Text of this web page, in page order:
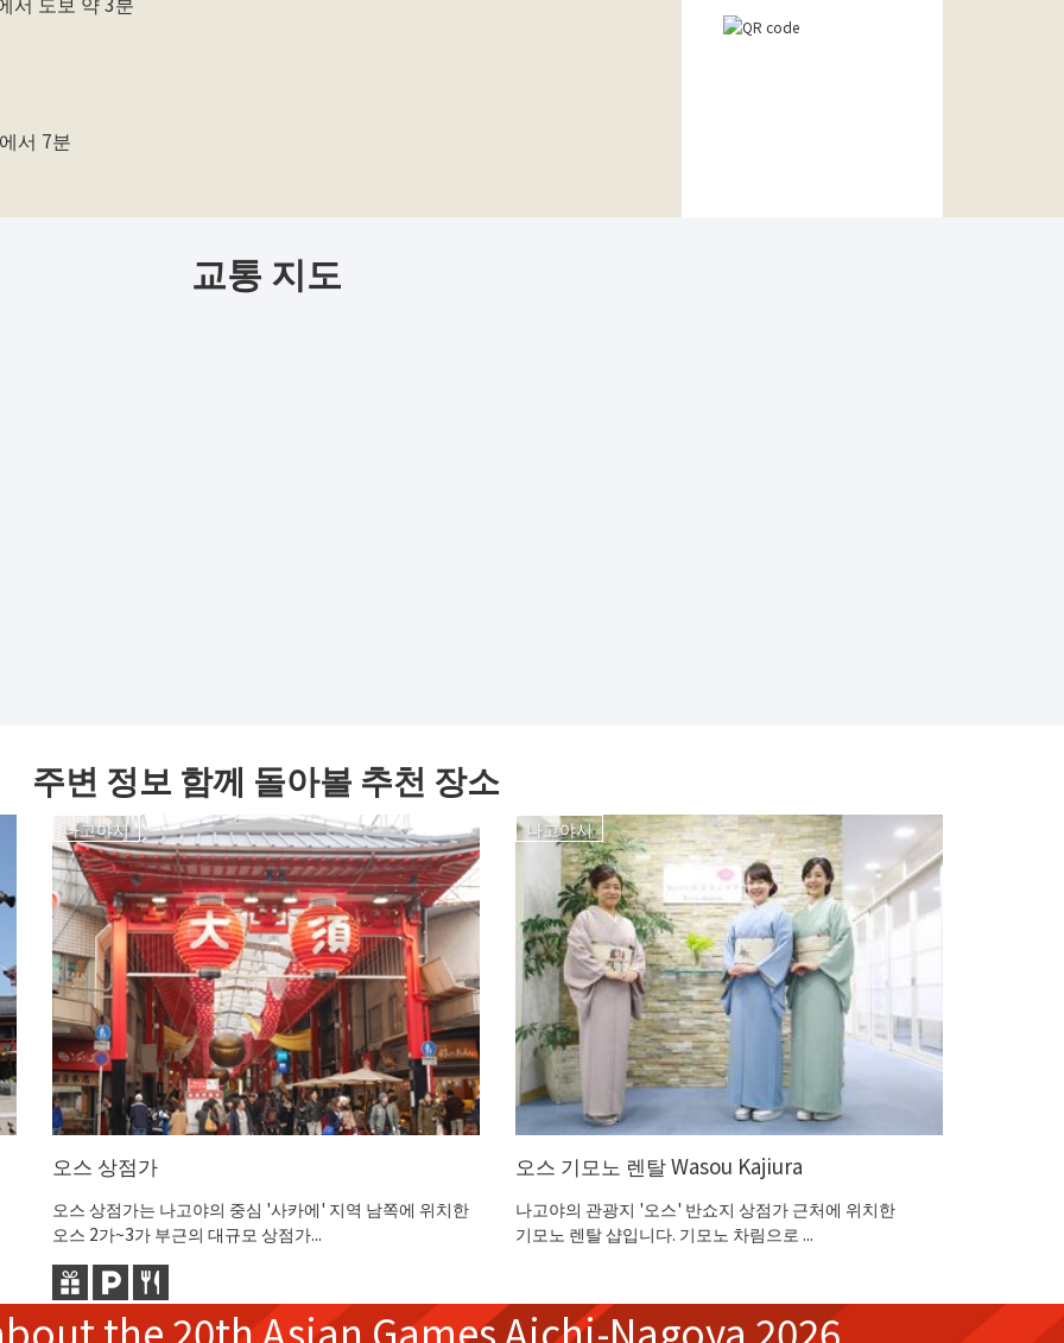
서 7분
교통 지도
주변 정보 함께 돌아볼 추천 장소
나고야시
오스 상점가
오스 상점가는 나고야의 중심 '사카에' 지역 남쪽에 위치한
오스 2가~3가 부근의 대규모 상점가...
나고야시
오스 기모노 렌탈 Wasou Kajiura
나고야의 관광지 '오스' 반쇼지 상점가 근처에 위치한
기모노 렌탈 샵입니다. 기모노 차림으로 ...